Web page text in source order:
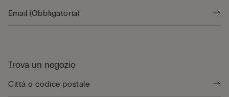
Trova un negozio